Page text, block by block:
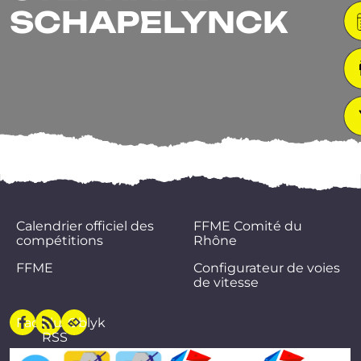
SCHAPELYNCK
Calendrier officiel des
compétitions
FFME
FFME Comité du
Rhône
Configurateur de voies
de vitesse
Facebook
Flux
RSS
Oblyk